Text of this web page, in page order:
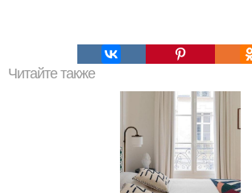
Читайте также